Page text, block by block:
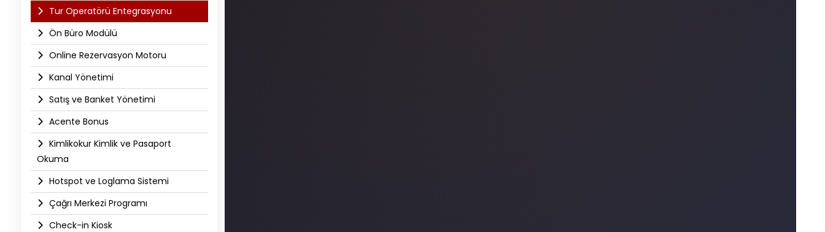
Tur Operatörü Entegrasyonu
Ön Büro Modülü
Online Rezervasyon Motoru
Kanal Yönetimi
Satış ve Banket Yönetimi
Acente Bonus
Kimlikokur Kimlik ve Pasaport
Okuma
Hotspot ve Loglama Sistemi
Çağrı Merkezi Programı
Check-in Kiosk